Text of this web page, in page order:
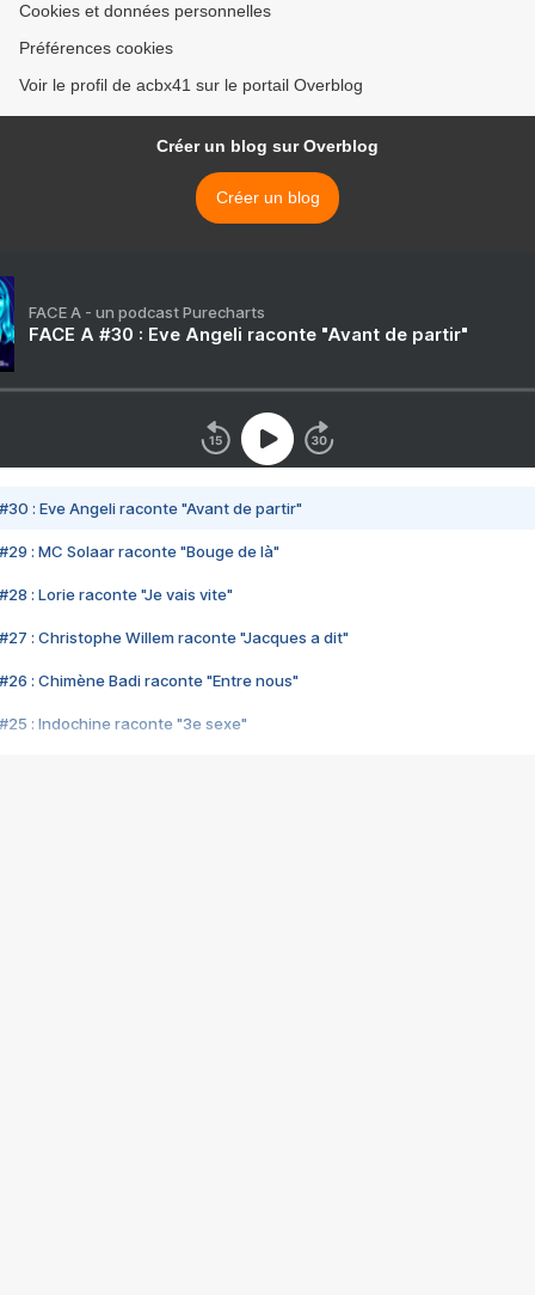
Cookies et données personnelles
Préférences cookies
Voir le profil de acbx41 sur le portail Overblog
Créer un blog sur Overblog
Créer un blog
FACE A - un podcast Purecharts
FACE A #30 : Eve Angeli raconte "Avant de partir"
#30 : Eve Angeli raconte "Avant de partir"
#29 : MC Solaar raconte "Bouge de là"
#28 : Lorie raconte "Je vais vite"
#27 : Christophe Willem raconte "Jacques a dit"
#26 : Chimène Badi raconte "Entre nous"
#25 : Indochine raconte "3e sexe"